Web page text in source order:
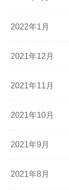
2022年1月
2021年12月
2021年11月
2021年10月
2021年9月
2021年8月